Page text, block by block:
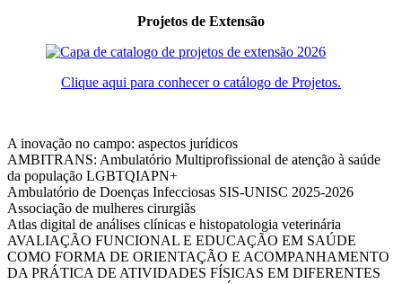
Projetos de Extensão
Clique aqui para conhecer o catálogo de Projetos.
A inovação no campo: aspectos jurídicos
AMBITRANS: Ambulatório Multiprofissional de atenção à saúde
da população LGBTQIAPN+
Ambulatório de Doenças Infecciosas SIS-UNISC 2025-2026
Associação de mulheres cirurgiãs
Atlas digital de análises clínicas e histopatologia veterinária
AVALIAÇÃO FUNCIONAL E EDUCAÇÃO EM SAÚDE
COMO FORMA DE ORIENTAÇÃO E ACOMPANHAMENTO
DA PRÁTICA DE ATIVIDADES FÍSICAS EM DIFERENTES